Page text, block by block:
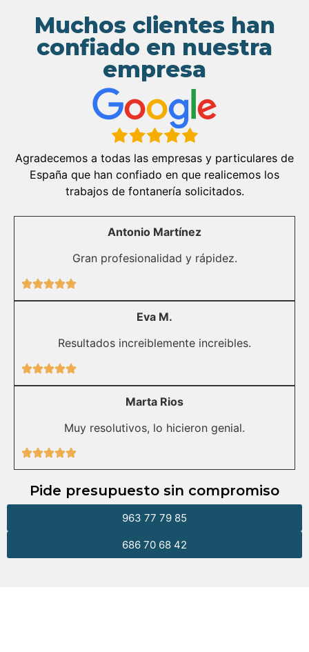
Muchos clientes han
confiado en nuestra
empresa
Agradecemos a todas las empresas y particulares de
España que han confiado en que realicemos los
trabajos de fontanería solicitados.
Antonio Martínez
Gran profesionalidad y rápidez.
Eva M.
Resultados increiblemente increibles.
Marta Rios
Muy resolutivos, lo hicieron genial.
Pide presupuesto sin compromiso
686 70 68 42
963 77 79 85